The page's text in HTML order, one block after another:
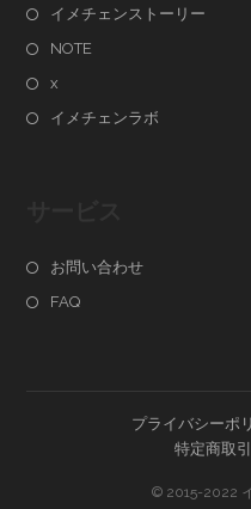
イメチェンストーリー
NOTE
x
イメチェンラボ
お問い合わせ
FAQ
プライバシーポ
特定商取
© 2015-2022